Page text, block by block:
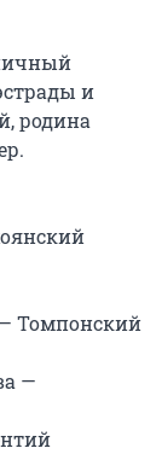
и
родина
— Томпонский
—